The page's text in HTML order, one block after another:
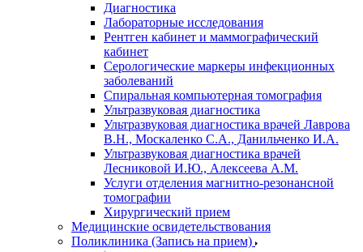
Диагностика
Лабораторные исследования
Рентген кабинет и маммографический
кабинет
Серологические маркеры инфекционных
заболеваний
Спиральная компьютерная томография
Ультразвуковая диагностика
Ультразвуковая диагностика врачей Лаврова
В.Н., Москаленко С.А., Данильченко И.А.
Ультразвуковая диагностика врачей
Лесниковой И.Ю., Алексеева А.М.
Услуги отделения магнитно-резонансной
томографии
Хирургический прием
Медицинские освидетельствования
Поликлиника (Запись на прием)